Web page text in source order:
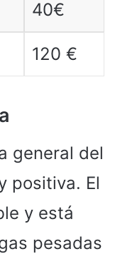
40€
120 €
general del
positiva. El
y está
pesadas